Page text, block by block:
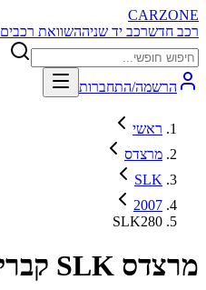
CARZONE
רכב חדשרכב יד שניההשוואת רכבים
הרשמה/התחברות
ראשי
מרצדס
SLK
2007
SLK280
מרצדס SLK קבריו